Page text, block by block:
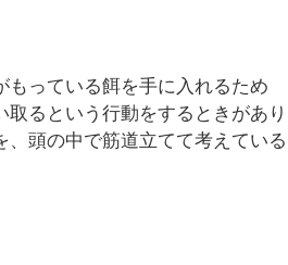
っている餌を手に入れるため
るという行動をするときがあり
頭の中で筋道立てて考えている